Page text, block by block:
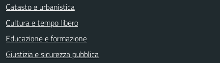
Catasto e urbanistica
Cultura e tempo libero
Educazione e formazione
Giustizia e sicurezza pubblica